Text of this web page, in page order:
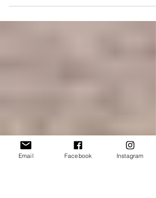
l'esplai!!!
Email Facebook Instagram